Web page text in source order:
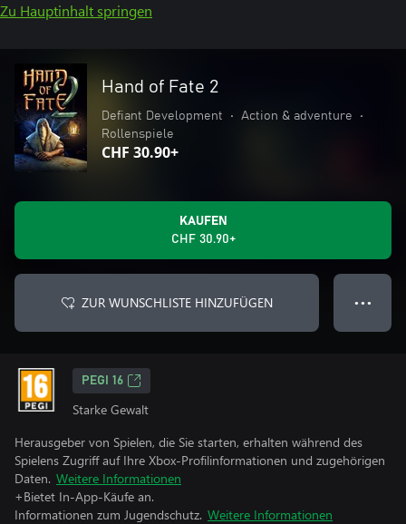
Zu Hauptinhalt springen
Hand of Fate 2
Defiant Development • Action & adventure
•
Rollenspiele
CHF 30.90+
KAUFEN
CHF 30.90+
ZUR WUNSCHLISTE HINZUFÜGEN ● ● ●
PEGI 16
Starke Gewalt
Herausgeber von Spielen, die Sie starten, erhalten während des
Spielens Zugriff auf Ihre Xbox-Profilinformationen und zugehörigen
Daten. Weitere Informationen
+Bietet In-App-Käufe an.
Informationen zum Jugendschutz. Weitere Informationen